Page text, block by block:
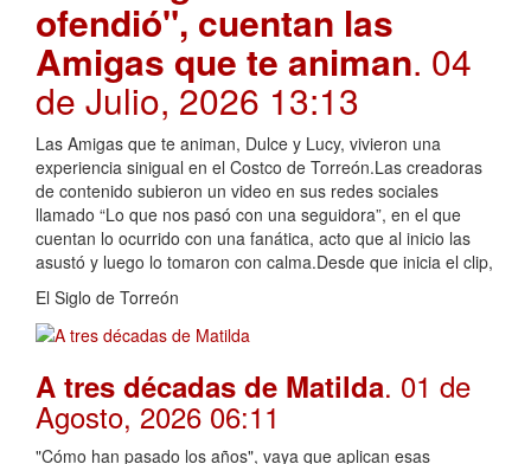
ofendió", cuentan las
Amigas que te animan. 04
de Julio, 2026 13:13
Las Amigas que te animan, Dulce y Lucy, vivieron una
experiencia sinigual en el Costco de Torreón.Las creadoras
de contenido subieron un video en sus redes sociales
llamado “Lo que nos pasó con una seguidora”, en el que
cuentan lo ocurrido con una fanática, acto que al inicio las
asustó y luego lo tomaron con calma.Desde que inicia el clip,
El Siglo de Torreón
A tres décadas de Matilda. 01 de
Agosto, 2026 06:11
"Cómo han pasado los años", vaya que aplican esas